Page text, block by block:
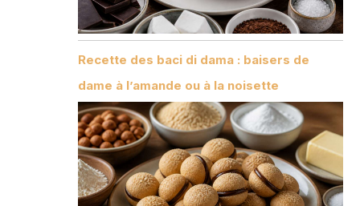
Recette des baci di dama : baisers de
dame à l’amande ou à la noisette